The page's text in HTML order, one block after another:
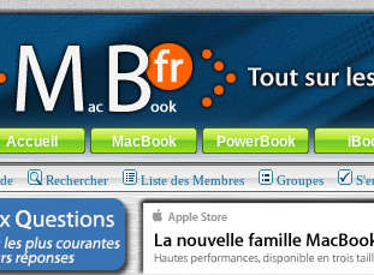
: 100% Apple... 100% nomade !
-Aller au menu général-Aller au menu de
général
Accueil MacBook PowerBook
Rechercher Liste des Membres Groupes